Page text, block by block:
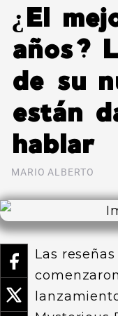
¿El
años?
de su
están
hablar
MARIO ALBERTO
Las